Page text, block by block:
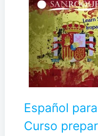
Español
Curso